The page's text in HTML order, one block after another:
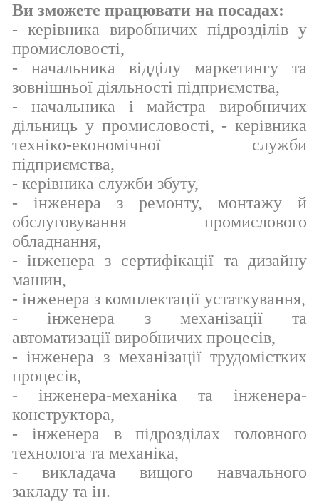
Ви зможете працювати на посадах:
- керівника виробничих підрозділів у
промисловості,
- начальника відділу маркетингу та
зовнішньої діяльності підприємства,
- начальника і майстра виробничих
дільниць у промисловості, - керівника
техніко-економічної служби
підприємства,
- керівника служби збуту,
- інженера з ремонту, монтажу й
обслуговування промислового
обладнання,
- інженера з сертифікації та дизайну
машин,
- інженера з комплектації устаткування,
- інженера з механізації та
автоматизації виробничих процесів,
- інженера з механізації трудомістких
процесів,
- інженера-механіка та інженера-
конструктора,
- інженера в підрозділах головного
технолога та механіка,
- викладача вищого навчального
закладу та ін.